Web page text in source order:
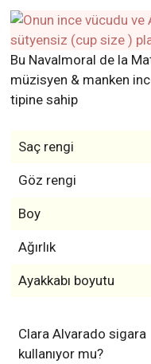
Bu Navalmoral de la
müzisyen & manken
tipine sahip
Saç rengi
Göz rengi
Boy
Ağırlık
Ayakkabı boyutu
Clara Alvarado sigara
kullanıyor mu?